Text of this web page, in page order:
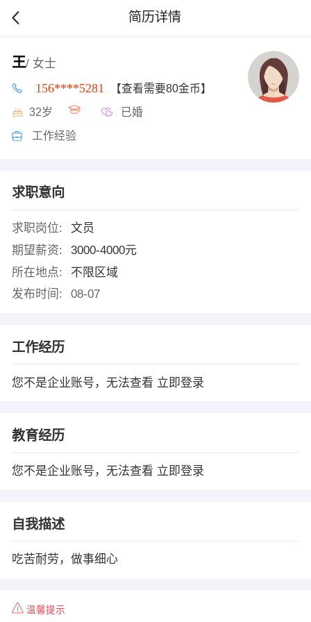
简历详情
王/ 女士
156****5281 【查看需要80金币】
32岁 已婚
工作经验
求职意向
求职岗位:
文员
期望薪资:
3000-4000元
所在地点:
不限区域
发布时间:
08-07
工作经历
您不是企业账号，无法查看 立即登录
教育经历
您不是企业账号，无法查看 立即登录
自我描述
吃苦耐劳，做事细心
温馨提示